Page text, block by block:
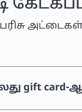
பரிசு
gift